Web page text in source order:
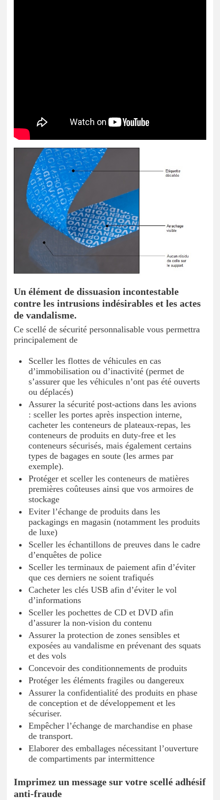
Un élément de dissuasion incontestable
contre les intrusions indésirables et les actes
de vandalisme.
Ce scellé de sécurité personnalisable vous permettra
principalement de
Sceller les flottes de véhicules en cas
d’immobilisation ou d’inactivité (permet de
s’assurer que les véhicules n’ont pas été ouverts
ou déplacés)
Assurer la sécurité post-actions dans les avions
: sceller les portes après inspection interne,
cacheter les conteneurs de plateaux-repas, les
conteneurs de produits en duty-free et les
conteneurs sécurisés, mais également certains
types de bagages en soute (les armes par
exemple).
Protéger et sceller les conteneurs de matières
premières coûteuses ainsi que vos armoires de
stockage
Eviter l’échange de produits dans les
packagings en magasin (notamment les produits
de luxe)
Sceller les échantillons de preuves dans le cadre
d’enquêtes de police
Sceller les terminaux de paiement afin d’éviter
que ces derniers ne soient trafiqués
Cacheter les clés USB afin d’éviter le vol
d’informations
Sceller les pochettes de CD et DVD afin
d’assurer la non-vision du contenu
Assurer la protection de zones sensibles et
exposées au vandalisme en prévenant des squats
et des vols
Concevoir des conditionnements de produits
Protéger les éléments fragiles ou dangereux
Assurer la confidentialité des produits en phase
de conception et de développement et les
sécuriser.
Empêcher l’échange de marchandise en phase
de transport.
Elaborer des emballages nécessitant l’ouverture
de compartiments par intermittence
Imprimez un message sur votre scellé adhésif
anti-fraude